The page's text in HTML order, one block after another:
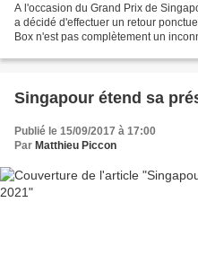
A l'occasion du Grand Prix de
a décidé d'effectuer un retour
Box n'est pas complètement un
Singapour étend sa
Publié le 15/09/2017 à 17:00
Par Matthieu Piccon